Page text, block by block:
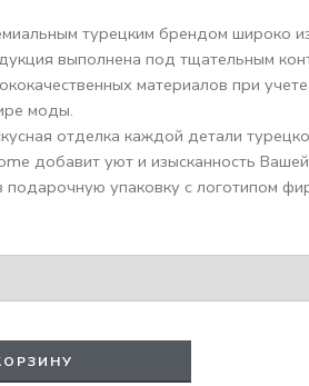
турецким брендом широко
выполнена под тщательным
материалов при
моды.
отделка каждой детали
добавит уют и изысканность
упаковку с логотипом